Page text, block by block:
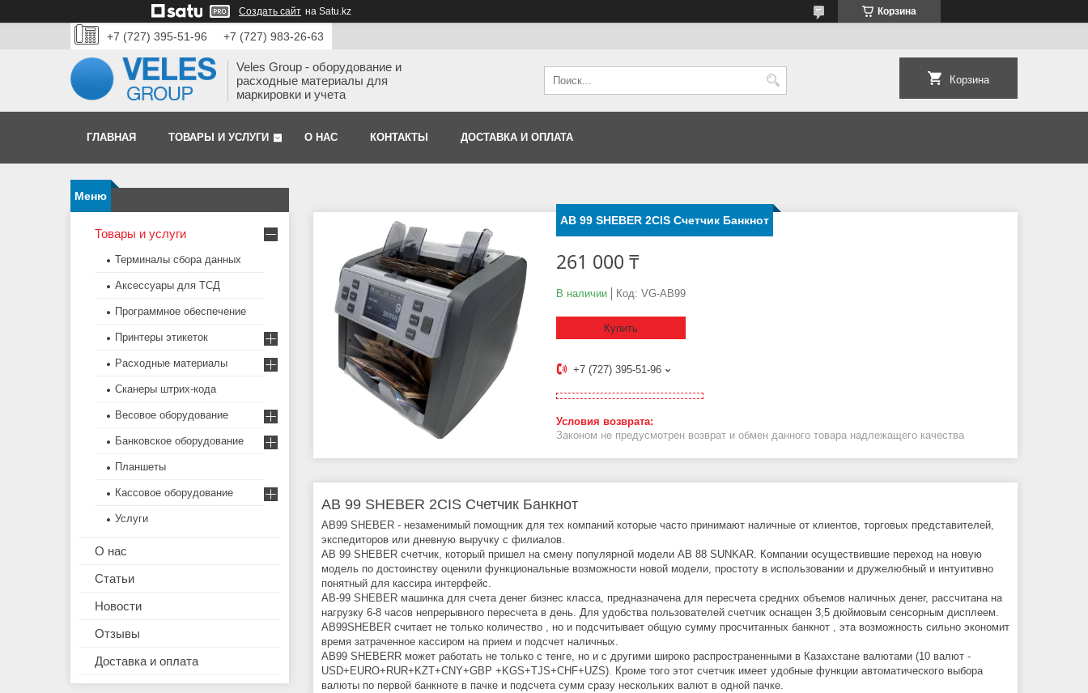
Создать сайт на Satu.kz Корзина
+7 (727) 395-51-96 +7 (727) 983-26-63
Veles Group - оборудование и
расходные материалы для
маркировки и учета
Корзина
ГЛАВНАЯ ТОВАРЫ И УСЛУГИ О НАС КОНТАКТЫ ДОСТАВКА И ОПЛАТА
AB 99 SHEBER 2CIS Счетчик Банкнот
261 000 ₸
В наличии Код: VG-AB99
Купить
+7 (727) 395-51-96
Законом не предусмотрен возврат и обмен данного товара надлежащего качества
AB 99 SHEBER 2CIS Счетчик Банкнот
AB99 SHEBER - незаменимый помощник для тех компаний которые часто принимают наличные от клиентов, торговых представителей,
экспедиторов или дневную выручку с филиалов.
AB 99 SHEBER счетчик, который пришел на смену популярной модели AB 88 SUNKAR. Компании осуществившие переход на новую
модель по достоинству оценили функциональные возможности новой модели, простоту в использовании и дружелюбный и интуитивно
понятный для кассира интерфейс.
AB-99 SHEBER машинка для счета денег бизнес класса, предназначена для пересчета средних объемов наличных денег, рассчитана на
нагрузку 6-8 часов непрерывного пересчета в день. Для удобства пользователей счетчик оснащен 3,5 дюймовым сенсорным дисплеем.
AB99SHEBER считает не только количество , но и подсчитывает общую сумму просчитанных банкнот , эта возможность сильно экономит
время затраченное кассиром на прием и подсчет наличных.
AB99 SHEBERR может работать не только с тенге, но и с другими широко распространенными в Казахстане валютами (10 валют -
USD+EURO+RUR+KZT+CNY+GBP +KGS+TJS+CHF+UZS). Кроме того этот счетчик имеет удобные функции автоматического выбора
валюты по первой банкноте в пачке и подсчета сумм сразу нескольких валют в одной пачке.
Товары и услуги
Терминалы сбора данных
Аксессуары для ТСД
Программное обеспечение
Принтеры этикеток
Расходные материалы
Сканеры штрих-кода
Весовое оборудование
Банковское оборудование
Планшеты
Кассовое оборудование
Услуги
О нас
Статьи
Новости
Отзывы
Доставка и оплата